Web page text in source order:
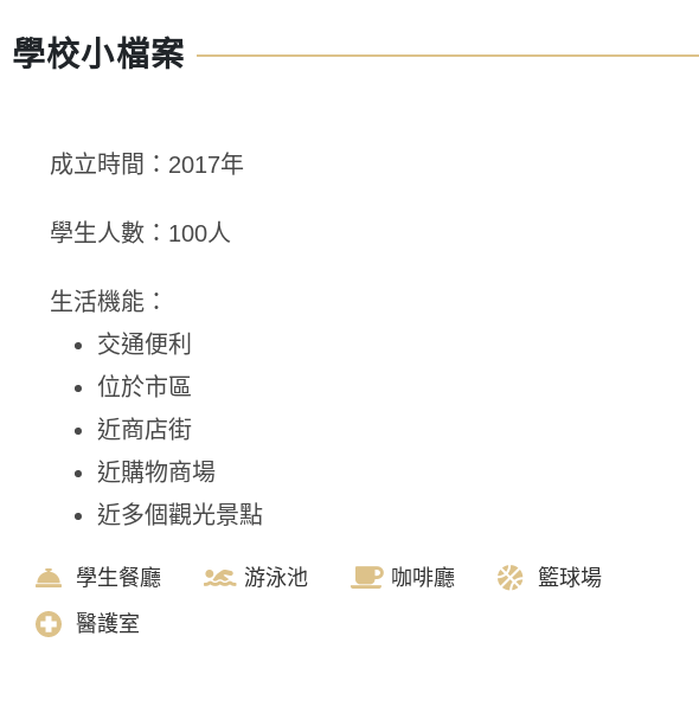
學校小檔案
成立時間：2017年
學生人數：100人
生活機能：
交通便利
位於市區
近商店街
近購物商場
近多個觀光景點
學生餐廳 游泳池 咖啡廳
籃球場
醫護室